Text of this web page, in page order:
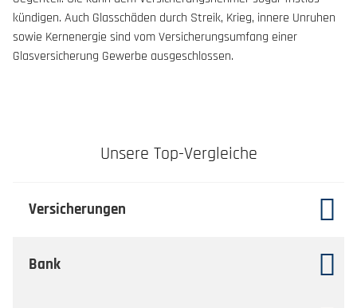
kündigen. Auch Glasschäden durch Streik, Krieg, innere Unruhen
sowie Kernenergie sind vom Versicherungsumfang einer
Glasversicherung Gewerbe ausgeschlossen.
Unsere Top-Vergleiche
Versicherungen
Bank